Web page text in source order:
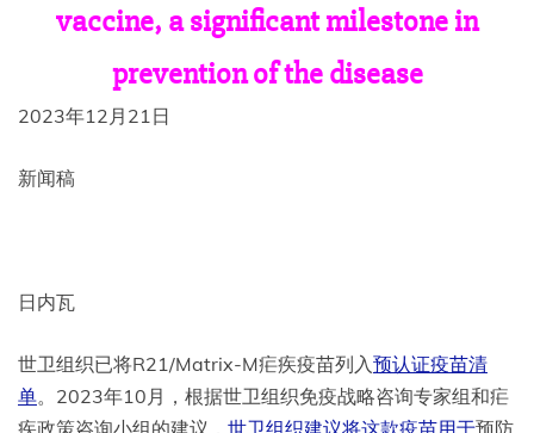
vaccine, a significant milestone in
prevention of the disease
2023年12月21日
新闻稿
日内瓦
世卫组织已将R21/Matrix-M疟疾疫苗列入预认证疫苗清
单。2023年10月，根据世卫组织免疫战略咨询专家组和疟
疾政策咨询小组的建议， 世卫组织建议将这款疫苗用于预防